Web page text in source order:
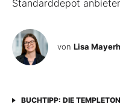
Standarddepot
von Lisa
BUCHTIPP: DIE